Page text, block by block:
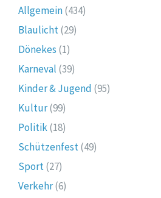
Allgemein(434)
Blaulicht(29)
Dönekes (1)
Karneval (39)
Kinder & Jugend (95)
Kultur(99)
Politik(18)
Schützenfest(49)
Sport(27)
Verkehr(6)